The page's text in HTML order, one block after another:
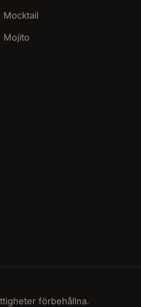
Mocktail
Mojito
förbehållna.